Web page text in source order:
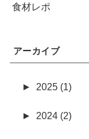
食材レポ
アーカイブ
► 2025 (1)
► 2024 (2)